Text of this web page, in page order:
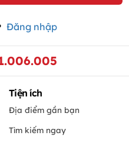
Đăng nhập
Tiện ích
Địa điểm gần bạn
Tìm kiếm ngay